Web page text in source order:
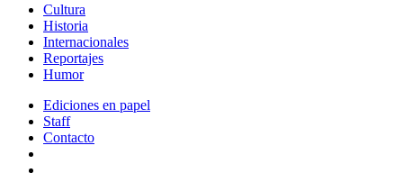
Cultura
Historia
Internacionales
Reportajes
Humor
Ediciones en papel
Staff
Contacto